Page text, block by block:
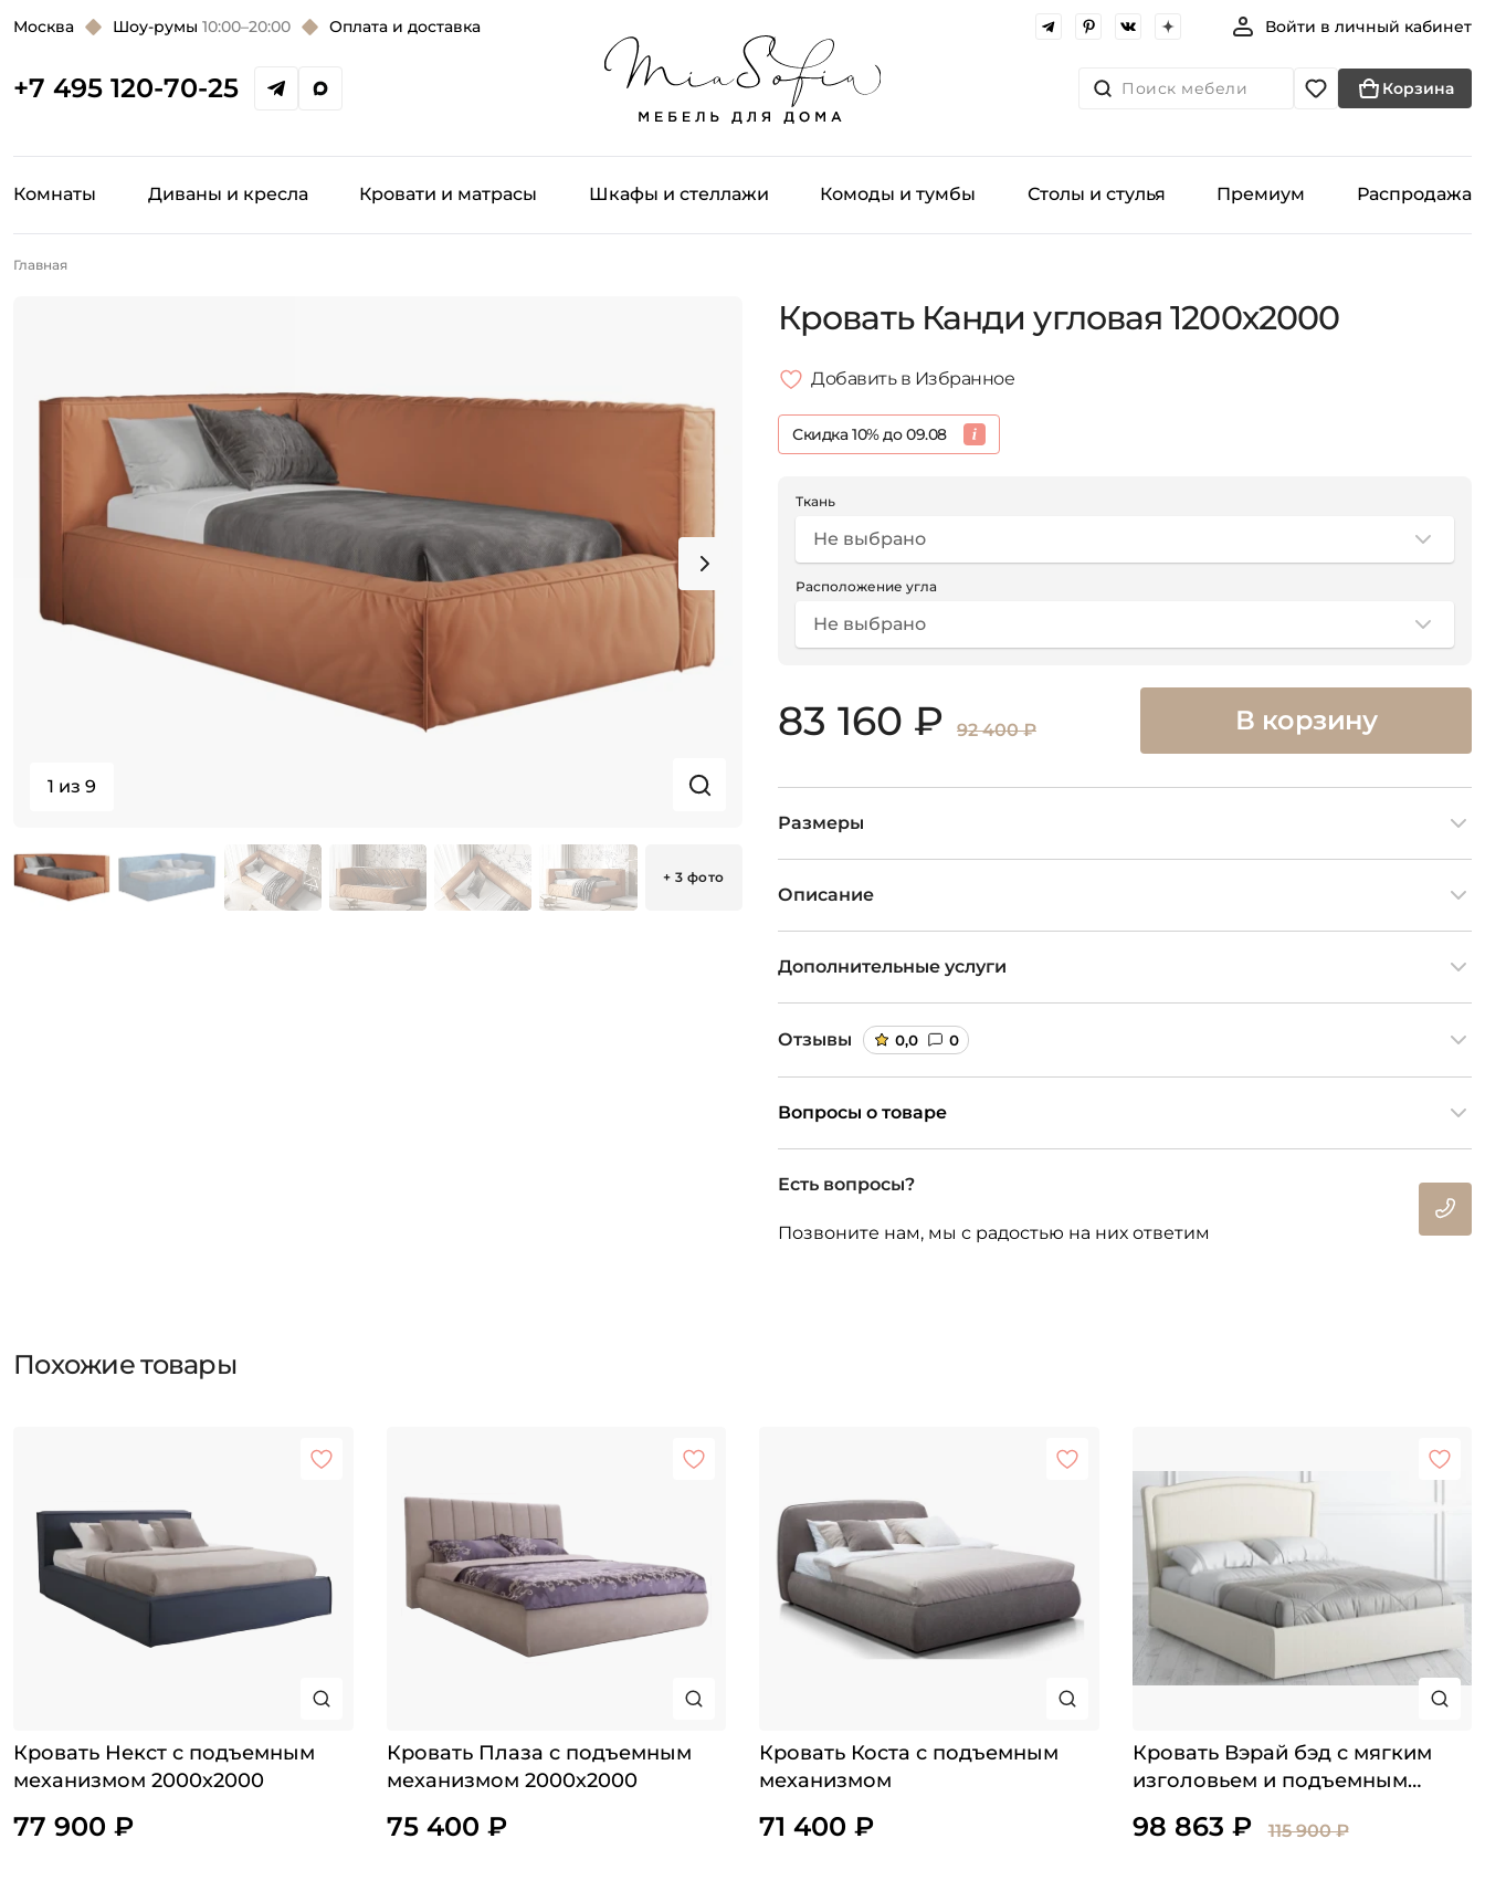
Москва Шоу-румы 10:00–20:00 Оплата и доставка Войти в личный кабинет
+7 495 120-70-25 Поиск мебели Корзина
Комнаты Диваны и кресла Кровати и матрасы Шкафы и стеллажи Комоды и тумбы Столы и стулья Премиум Распродажа
Главная
1 из 9
+ 3 фото
Кровать Канди угловая 1200х2000
Добавить в Избранное
Скидка 10% до 09.08
Ткань
Не выбрано
Расположение угла
Не выбрано
83 160 ₽ 92 400 ₽ В корзину
Размеры
Описание
Дополнительные услуги
Отзывы 0,0 0
Вопросы о товаре
Есть вопросы?
Позвоните нам, мы с радостью на них ответим
Похожие товары
Кровать Некст с подъемным
механизмом 2000х2000
77 900 ₽
Кровать Плаза с подъемным
механизмом 2000х2000
75 400 ₽
Кровать Коста с подъемным
механизмом
71 400 ₽
Кровать Вэрай бэд с мягким
изголовьем и подъемным
98 863 ₽ 115 900 ₽